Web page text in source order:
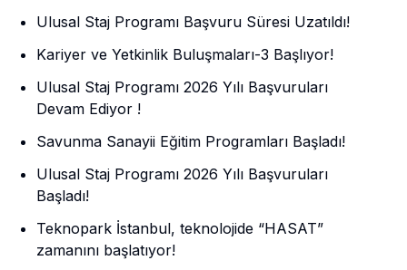
Ulusal Staj Programı Başvuru Süresi Uzatıldı!
Kariyer ve Yetkinlik Buluşmaları-3 Başlıyor!
Ulusal Staj Programı 2026 Yılı Başvuruları
Devam Ediyor !
Savunma Sanayii Eğitim Programları Başladı!
Ulusal Staj Programı 2026 Yılı Başvuruları
Başladı!
Teknopark İstanbul, teknolojide “HASAT”
zamanını başlatıyor!